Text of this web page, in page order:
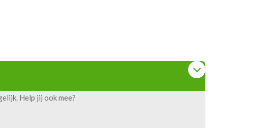
Help jij ook mee?